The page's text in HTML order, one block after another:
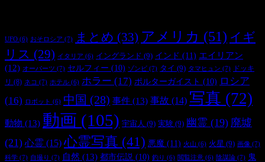
UFO (6) おそロシア (7) まとめ (33) アメリカ (51) イギ
リス (29) イタリア (6) イングランド (9) インド (11) エイリアン
(12) オーパーツ (7) セルフィー (10) ゾンビ (7) タイ (9) タマヒュン (7)
ドッキ
リ (8) ネコ (7) ホテル (6) ホラー (17) ポルターガイスト (10) ロシア
(16)
ロボット (6) 中国 (28) 事件 (13) 事故 (14) 写真 (72)
動物 (13) 動画 (105) 宇宙人 (9) 実験 (9) 幽霊 (19) 廃墟
(21) 心霊 (15) 心霊写真 (41) 悪魔 (11) 火山 (6) 火星 (9) 画像 (7)
科学 (7) 自撮り (7) 自然 (13) 都市伝説 (10) 釣り (6) 閲覧注意 (6) 陰謀論 (7) 鬼